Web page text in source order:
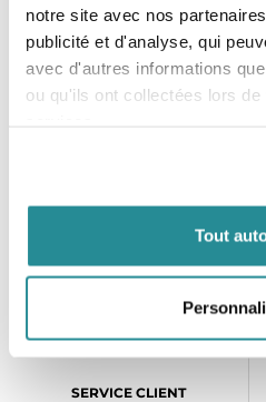
notre site avec nos
publicité et d'analyse, qui
avec d'autres informations
ou qu'ils ont collectées lors
Tout
PAIEMENT SÉCURISÉ
SERVICE CLIENT